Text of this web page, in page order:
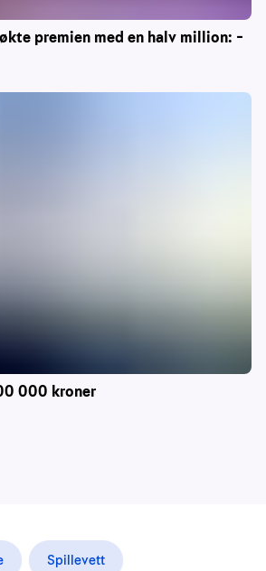
premien med en halv million: –
000 kroner
Spillevett